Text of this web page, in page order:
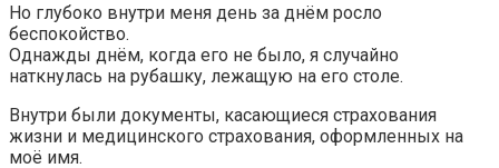
Но глубоко внутри меня день за днём росло
беспокойство.
Однажды днём, когда его не было, я случайно
наткнулась на рубашку, лежащую на его столе.
Внутри были документы, касающиеся страхования
жизни и медицинского страхования, оформленных на
моё имя.